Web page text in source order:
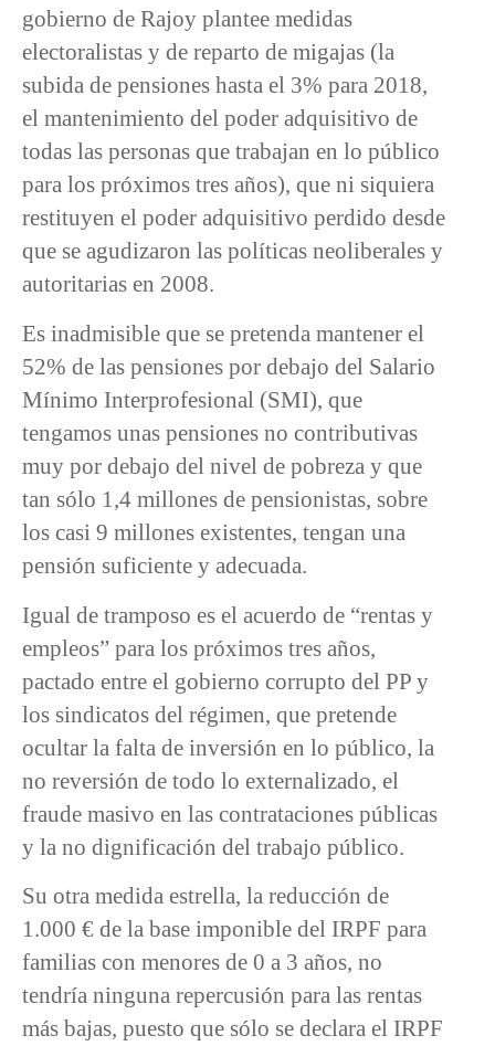
gobierno de Rajoy plantee medidas
electoralistas y de reparto de migajas (la
subida de pensiones hasta el 3% para 2018,
el mantenimiento del poder adquisitivo de
todas las personas que trabajan en lo público
para los próximos tres años), que ni siquiera
restituyen el poder adquisitivo perdido desde
que se agudizaron las políticas neoliberales y
autoritarias en 2008.
Es inadmisible que se pretenda mantener el
52% de las pensiones por debajo del Salario
Mínimo Interprofesional (SMI), que
tengamos unas pensiones no contributivas
muy por debajo del nivel de pobreza y que
tan sólo 1,4 millones de pensionistas, sobre
los casi 9 millones existentes, tengan una
pensión suficiente y adecuada.
Igual de tramposo es el acuerdo de “rentas y
empleos” para los próximos tres años,
pactado entre el gobierno corrupto del PP y
los sindicatos del régimen, que pretende
ocultar la falta de inversión en lo público, la
no reversión de todo lo externalizado, el
fraude masivo en las contrataciones públicas
y la no dignificación del trabajo público.
Su otra medida estrella, la reducción de
1.000 € de la base imponible del IRPF para
familias con menores de 0 a 3 años, no
tendría ninguna repercusión para las rentas
más bajas, puesto que sólo se declara el IRPF